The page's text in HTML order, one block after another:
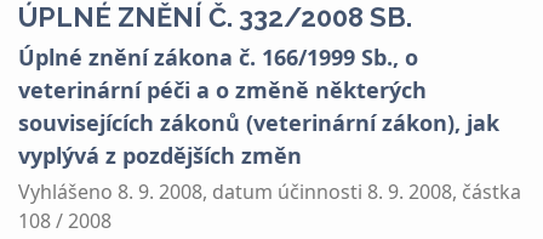
ÚPLNÉ ZNĚNÍ Č. 332/2008 SB.
Úplné znění zákona č. 166/1999 Sb., o
veterinární péči a o změně některých
souvisejících zákonů (veterinární zákon), jak
vyplývá z pozdějších změn
Vyhlášeno 8. 9. 2008, datum účinnosti 8. 9. 2008, částka
108 / 2008